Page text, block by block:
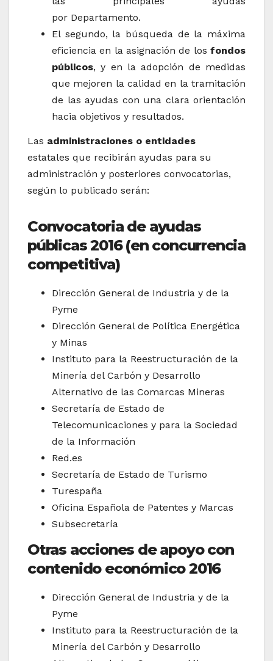
por Departamento.
El segundo, la búsqueda de la máxima
eficiencia en la asignación de los fondos
públicos, y en la adopción de medidas
que mejoren la calidad en la tramitación
de las ayudas con una clara orientación
hacia objetivos y resultados.
Las administraciones o entidades
estatales que recibirán ayudas para su
administración y posteriores convocatorias,
según lo publicado serán:
Convocatoria de ayudas
públicas 2016 (en concurrencia
competitiva)
Dirección General de Industria y de la
Pyme
Dirección General de Política Energética
y Minas
Instituto para la Reestructuración de la
Minería del Carbón y Desarrollo
Alternativo de las Comarcas Mineras
Secretaría de Estado de
Telecomunicaciones y para la Sociedad
de la Información
Red.es
Secretaría de Estado de Turismo
Turespaña
Oficina Española de Patentes y Marcas
Subsecretaría
Otras acciones de apoyo con
contenido económico 2016
Dirección General de Industria y de la
Pyme
Instituto para la Reestructuración de la
Minería del Carbón y Desarrollo